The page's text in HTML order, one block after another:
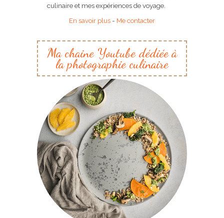
culinaire et mes expériences de voyage.
En savoir plus - Me contacter
Ma chaine Youtube dédiée à
la photographie culinaire